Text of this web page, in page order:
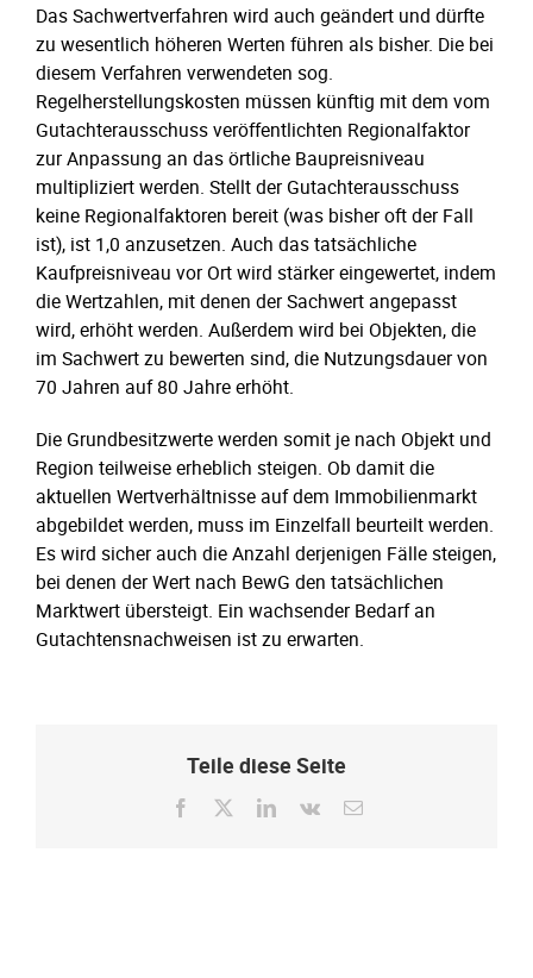
Das Sachwertverfahren wird auch geändert und dürfte
zu wesentlich höheren Werten führen als bisher. Die bei
diesem Verfahren verwendeten sog.
Regelherstellungskosten müssen künftig mit dem vom
Gutachterausschuss veröffentlichten Regionalfaktor
zur Anpassung an das örtliche Baupreisniveau
multipliziert werden. Stellt der Gutachterausschuss
keine Regionalfaktoren bereit (was bisher oft der Fall
ist), ist 1,0 anzusetzen. Auch das tatsächliche
Kaufpreisniveau vor Ort wird stärker eingewertet, indem
die Wertzahlen, mit denen der Sachwert angepasst
wird, erhöht werden. Außerdem wird bei Objekten, die
im Sachwert zu bewerten sind, die Nutzungsdauer von
70 Jahren auf 80 Jahre erhöht.
Die Grundbesitzwerte werden somit je nach Objekt und
Region teilweise erheblich steigen. Ob damit die
aktuellen Wertverhältnisse auf dem Immobilienmarkt
abgebildet werden, muss im Einzelfall beurteilt werden.
Es wird sicher auch die Anzahl derjenigen Fälle steigen,
bei denen der Wert nach BewG den tatsächlichen
Marktwert übersteigt. Ein wachsender Bedarf an
Gutachtensnachweisen ist zu erwarten.
Teile diese Seite
Facebook LinkedIn
Vk
E-